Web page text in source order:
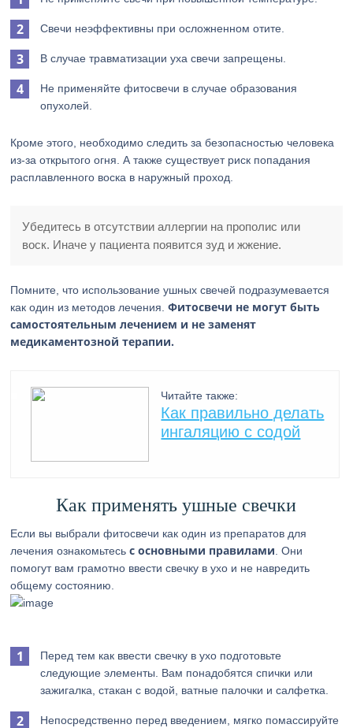
Свечи неэффективны при осложненном отите.
В случае травматизации уха свечи запрещены.
Не применяйте фитосвечи в случае образования
опухолей.
Кроме этого, необходимо следить за безопасностью человека
из-за открытого огня. А также существует риск попадания
расплавленного воска в наружный проход.
Убедитесь в отсутствии аллергии на прополис или
воск. Иначе у пациента появится зуд и жжение.
Помните, что использование ушных свечей подразумевается
как один из методов лечения.Фитосвечи не могут быть
самостоятельным лечением и не заменят
медикаментозной терапии.
Читайте также:
Как правильно делать
ингаляцию с содой
Как применять ушные свечки
Если вы выбрали фитосвечи как один из препаратов для
лечения ознакомьтесьс основными правилами . Они
помогут вам грамотно ввести свечку в ухо и не навредить
общему состоянию.
Перед тем как ввести свечку в ухо подготовьте
следующие элементы. Вам понадобятся спички или
зажигалка, стакан с водой, ватные палочки и салфетка.
Непосредственно перед введением, мягко помассируйте